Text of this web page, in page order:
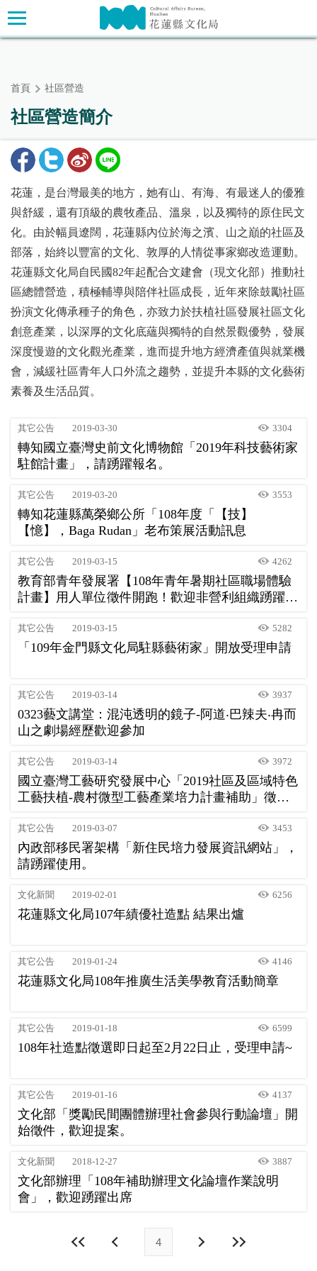
跳
到
主
主要內容區塊
首頁 社區營造
社區營造簡介
花蓮，是台灣最美的地方，她有山、有海、有最迷人的優雅
與舒緩，還有頂級的農牧產品、溫泉，以及獨特的原住民文
化。由於幅員遼闊，花蓮縣內位於海之濱、山之巔的社區及
部落，始終以豐富的文化、敦厚的人情從事家鄉改造運動。
花蓮縣文化局自民國82年起配合文建會（現文化部）推動社
區總體營造，積極輔導與陪伴社區成長，近年來除鼓勵社區
扮演文化傳承種子的角色，亦致力於扶植社區發展社區文化
創意產業，以深厚的文化底蘊與獨特的自然景觀優勢，發展
深度慢遊的文化觀光產業，進而提升地方經濟產值與就業機
會，減緩社區青年人口外流之趨勢，並提升本縣的文化藝術
素養及生活品質。
其它公告 2019-03-30 3304
轉知國立臺灣史前文化博物館「2019年科技藝術家
駐館計畫」，請踴躍報名。
其它公告 2019-03-20 3553
轉知花蓮縣萬榮鄉公所「108年度「【技】
【憶】，Baga Rudan」老布策展活動訊息
其它公告 2019-03-15 4262
教育部青年發展署【108年青年暑期社區職場體驗
計畫】用人單位徵件開跑！歡迎非營利組織踴躍提
其它公告 2019-03-15 5282
「109年金門縣文化局駐縣藝術家」開放受理申請
其它公告 2019-03-14 3937
0323藝文講堂：混沌透明的鏡子-阿道‧巴辣夫‧冉而
山之劇場經歷歡迎參加
其它公告 2019-03-14 3972
國立臺灣工藝研究發展中心「2019社區及區域特色
工藝扶植-農村微型工藝產業培力計畫補助」徵件
其它公告 2019-03-07 3453
內政部移民署架構「新住民培力發展資訊網站」，
請踴躍使用。
文化新聞 2019-02-01 6256
花蓮縣文化局107年績優社造點 結果出爐
其它公告 2019-01-24 4146
花蓮縣文化局108年推廣生活美學教育活動簡章
其它公告 2019-01-18 6599
108年社造點徵選即日起至2月22日止，受理申請~
其它公告 2019-01-16 4137
文化部「獎勵民間團體辦理社會參與行動論壇」開
始徵件，歡迎提案。
文化新聞 2018-12-27 3887
文化部辦理「108年補助辦理文化論壇作業說明
會」，歡迎踴躍出席
4